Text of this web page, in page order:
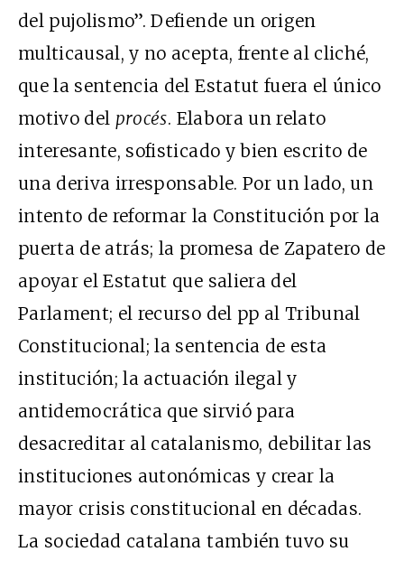
del pujolismo”. Defiende un origen
multicausal, y no acepta, frente al cliché,
que la sentencia del Estatut fuera el único
motivo del procés. Elabora un relato
interesante, sofisticado y bien escrito de
una deriva irresponsable. Por un lado, un
intento de reformar la Constitución por la
puerta de atrás; la promesa de Zapatero de
apoyar el Estatut que saliera del
Parlament; el recurso del pp al Tribunal
Constitucional; la sentencia de esta
institución; la actuación ilegal y
antidemocrática que sirvió para
desacreditar al catalanismo, debilitar las
instituciones autonómicas y crear la
mayor crisis constitucional en décadas.
La sociedad catalana también tuvo su